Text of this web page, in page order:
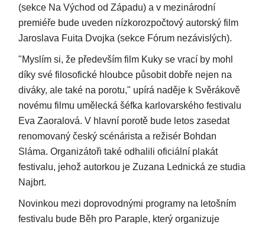
(sekce Na Východ od Západu) a v mezinárodní
premiéře bude uveden nízkorozpočtový autorský film
Jaroslava Fuita Dvojka (sekce Fórum nezávislých).
"Myslím si, že především film Kuky se vrací by mohl
díky své filosofické hloubce působit dobře nejen na
diváky, ale také na porotu," upírá naděje k Svěrákově
novému filmu umělecká šéfka karlovarského festivalu
Eva Zaoralová. V hlavní porotě bude letos zasedat
renomovaný český scénárista a režisér Bohdan
Sláma. Organizátoři také odhalili oficiální plakát
festivalu, jehož autorkou je Zuzana Lednická ze studia
Najbrt.
Novinkou mezi doprovodnými programy na letošním
festivalu bude Běh pro Paraple, který organizuje